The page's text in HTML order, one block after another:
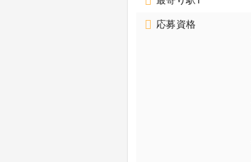
応募資格